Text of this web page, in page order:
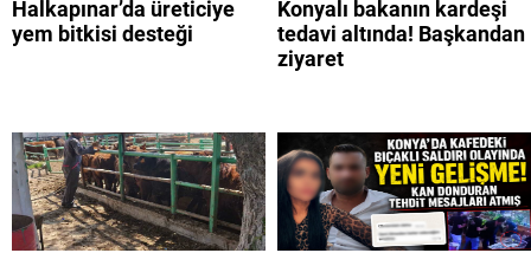
Halkapınar’da üreticiye
yem bitkisi desteği
Konyalı bakanın kardeşi
tedavi altında! Başkandan
ziyaret